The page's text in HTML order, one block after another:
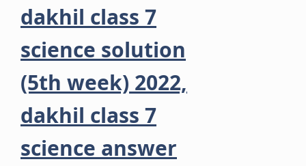
dakhil class 7
science solution
(5th week) 2022,
dakhil class 7
science answer